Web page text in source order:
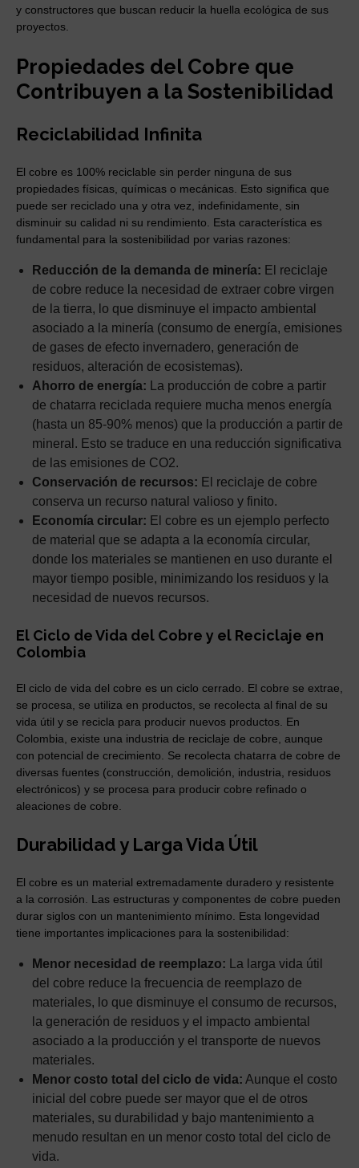
y constructores que buscan reducir la huella ecológica de sus
proyectos.
Propiedades del Cobre que
Contribuyen a la Sostenibilidad
Reciclabilidad Infinita
El cobre es 100% reciclable sin perder ninguna de sus
propiedades físicas, químicas o mecánicas. Esto significa que
puede ser reciclado una y otra vez, indefinidamente, sin
disminuir su calidad ni su rendimiento. Esta característica es
fundamental para la sostenibilidad por varias razones:
Reducción de la demanda de minería: El reciclaje
de cobre reduce la necesidad de extraer cobre virgen
de la tierra, lo que disminuye el impacto ambiental
asociado a la minería (consumo de energía, emisiones
de gases de efecto invernadero, generación de
residuos, alteración de ecosistemas).
Ahorro de energía: La producción de cobre a partir
de chatarra reciclada requiere mucha menos energía
(hasta un 85-90% menos) que la producción a partir de
mineral. Esto se traduce en una reducción significativa
de las emisiones de CO2.
Conservación de recursos: El reciclaje de cobre
conserva un recurso natural valioso y finito.
Economía circular: El cobre es un ejemplo perfecto
de material que se adapta a la economía circular,
donde los materiales se mantienen en uso durante el
mayor tiempo posible, minimizando los residuos y la
necesidad de nuevos recursos.
El Ciclo de Vida del Cobre y el Reciclaje en
Colombia
El ciclo de vida del cobre es un ciclo cerrado. El cobre se extrae,
se procesa, se utiliza en productos, se recolecta al final de su
vida útil y se recicla para producir nuevos productos. En
Colombia, existe una industria de reciclaje de cobre, aunque
con potencial de crecimiento. Se recolecta chatarra de cobre de
diversas fuentes (construcción, demolición, industria, residuos
electrónicos) y se procesa para producir cobre refinado o
aleaciones de cobre.
Durabilidad y Larga Vida Útil
El cobre es un material extremadamente duradero y resistente
a la corrosión. Las estructuras y componentes de cobre pueden
durar siglos con un mantenimiento mínimo. Esta longevidad
tiene importantes implicaciones para la sostenibilidad:
Menor necesidad de reemplazo: La larga vida útil
del cobre reduce la frecuencia de reemplazo de
materiales, lo que disminuye el consumo de recursos,
la generación de residuos y el impacto ambiental
asociado a la producción y el transporte de nuevos
materiales.
Menor costo total del ciclo de vida: Aunque el costo
inicial del cobre puede ser mayor que el de otros
materiales, su durabilidad y bajo mantenimiento a
menudo resultan en un menor costo total del ciclo de
vida.